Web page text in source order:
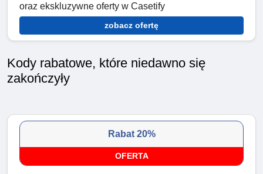
oraz ekskluzywne oferty w Casetify
zobacz ofertę
Kody rabatowe, które niedawno się
zakończyły
Rabat 20%
OFERTA